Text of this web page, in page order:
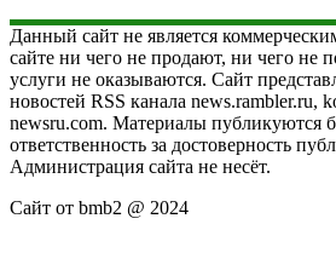
Данный сайт не является
сайте ни чего не продают, ни чего не
услуги не оказываются. Сайт
новостей RSS канала news.rambler.ru,
newsru.com. Материалы публикуются
ответственность за достоверность
Администрация сайта не несёт.
Сайт от bmb2 @ 2024